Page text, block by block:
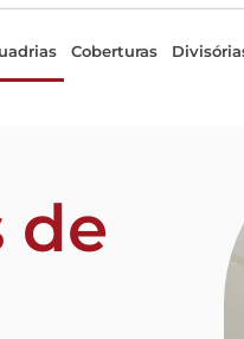
Coberturas
de